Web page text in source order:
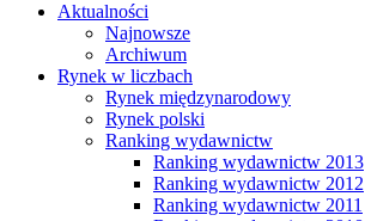
Aktualności
Najnowsze
Archiwum
Rynek w liczbach
Rynek międzynarodowy
Rynek polski
Ranking wydawnictw
Ranking wydawnictw 2013
Ranking wydawnictw 2012
Ranking wydawnictw 2011